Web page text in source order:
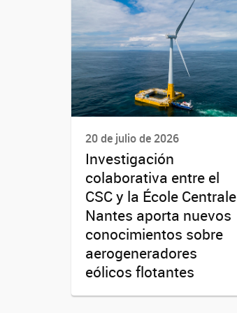
20 de julio de 2026
Investigación
colaborativa entre el
CSC y la École Centrale
Nantes aporta nuevos
conocimientos sobre
aerogeneradores
eólicos flotantes